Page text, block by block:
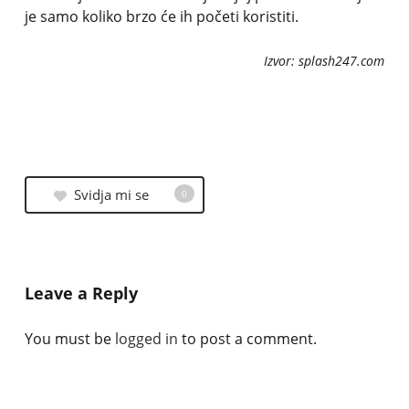
je samo koliko brzo će ih početi koristiti.
Izvor: splash247.com
Svidja mi se 0
Leave a Reply
You must be logged in to post a comment.